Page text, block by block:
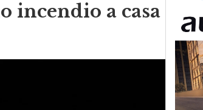
incendio a casa